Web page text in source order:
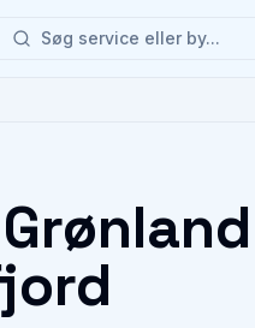
Søg service eller by...